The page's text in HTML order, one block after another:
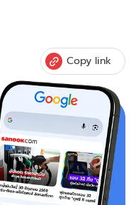
Copy link